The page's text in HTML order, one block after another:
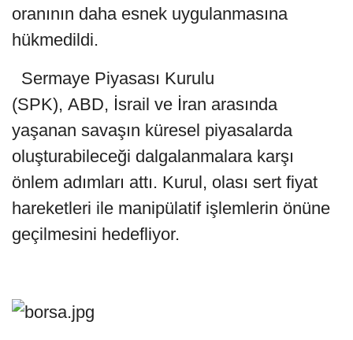
oranının daha esnek uygulanmasına
hükmedildi.
Sermaye Piyasası Kurulu
(SPK), ABD, İsrail ve İran arasında
yaşanan savaşın küresel piyasalarda
oluşturabileceği dalgalanmalara karşı
önlem adımları attı. Kurul, olası sert fiyat
hareketleri ile manipülatif işlemlerin önüne
geçilmesini hedefliyor.